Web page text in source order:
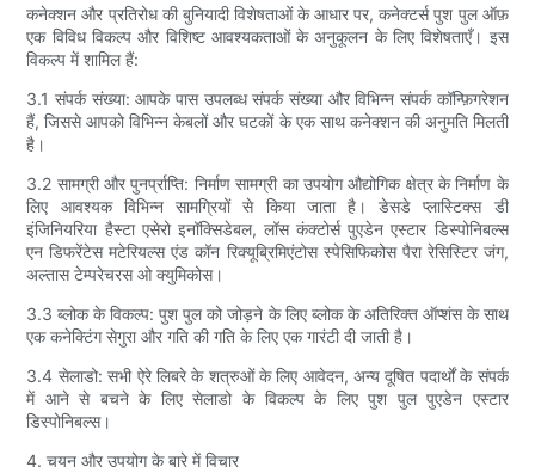
कनेक्शन और प्रतिरोध की बुनियादी विशेषताओं के आधार पर, कनेक्टर्स पुश पुल ऑफ़
एक विविध विकल्प और विशिष्ट आवश्यकताओं के अनुकूलन के लिए विशेषताएँ। इस
विकल्प में शामिल हैं:
3.1 संपर्क संख्या: आपके पास उपलब्ध संपर्क संख्या और विभिन्न संपर्क कॉन्फ़िगरेशन
हैं, जिससे आपको विभिन्न केबलों और घटकों के एक साथ कनेक्शन की अनुमति मिलती
है।
3.2 सामग्री और पुनर्प्राप्ति: निर्माण सामग्री का उपयोग औद्योगिक क्षेत्र के निर्माण के
लिए आवश्यक विभिन्न सामग्रियों से किया जाता है। डेसडे प्लास्टिक्स डी
इंजिनियरिया हैस्टा एसेरो इनॉक्सिडेबल, लॉस कंक्टोर्स पुएडेन एस्टार डिस्पोनिबल्स
एन डिफरेंटेस मटेरियल्स एंड कॉन रिक्यूब्रिमिएंटोस स्पेसिफिकोस पैरा रेसिस्टिर जंग,
अल्तास टेम्परेचरस ओ क्युमिकोस।
3.3 ब्लोक के विकल्प: पुश पुल को जोड़ने के लिए ब्लोक के अतिरिक्त ऑप्शंस के साथ
एक कनेक्टिंग सेगुरा और गति की गति के लिए एक गारंटी दी जाती है।
3.4 सेलाडो: सभी ऐरे लिबरे के शत्रुओं के लिए आवेदन, अन्य दूषित पदार्थों के संपर्क
में आने से बचने के लिए सेलाडो के विकल्प के लिए पुश पुल पुएडेन एस्टार
डिस्पोनिबल्स।
4. चयन और उपयोग के बारे में विचार